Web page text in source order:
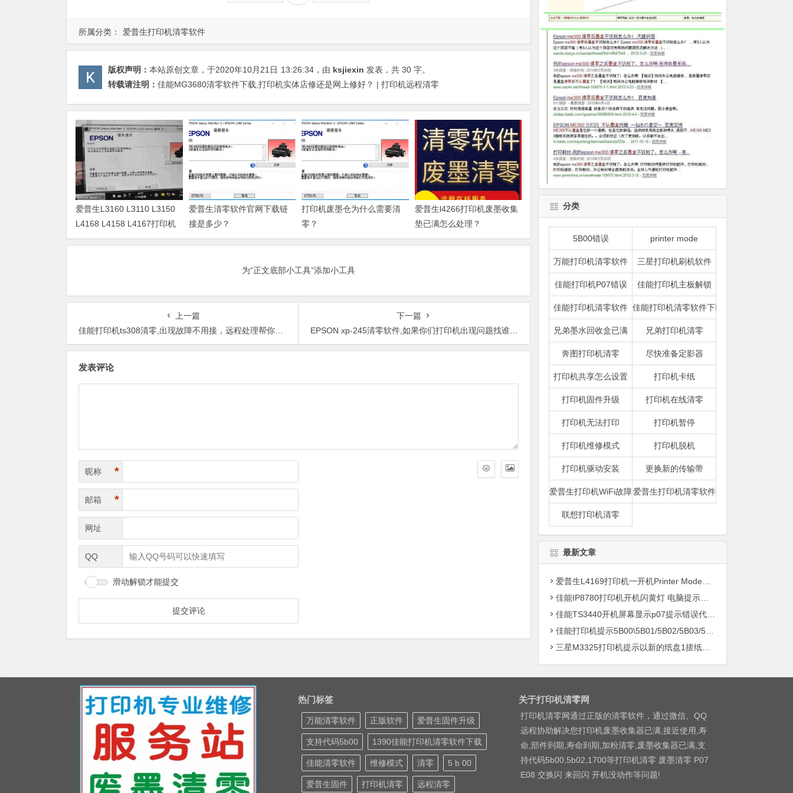
所属分类： 爱普生打印机清零软件
版权声明： 本站原创文章，于2020年10月21日 13:26:34 ，由 ksjiexin 发表，共 30 字。
转载请注明： 佳能MG3680清零软件下载,打印机实体店修还是网上修好？ | 打印机远程清零
爱普生L3160 L3110 L3150
L4168 L4158 L4167打印机
废墨清零软件
爱普生清零软件官网下载链
接是多少？
打印机废墨仓为什么需要清
零？
爱普生l4266打印机废墨收集
垫已满怎么处理？
为“正文底部小工具”添加小工具
上一篇
佳能打印机ts308清零,出现故障不用接，远程处理帮你忙。
下一篇
EPSON xp-245清零软件,如果你们打印机出现问题找谁修呢？
发表评论
昵称 *
邮箱 *
网址
QQ
滑动解锁才能提交
分类
5B00错误 printer mode
万能打印机清零软件 三星打印机刷机软件
佳能打印机P07错误 佳能打印机主板解锁
佳能打印机清零软件 佳能打印机清零软件下载
兄弟墨水回收盒已满 兄弟打印机清零
奔图打印机清零 尽快准备定影器
打印机共享怎么设置 打印机卡纸
打印机固件升级 打印机在线清零
打印机无法打印 打印机暂停
打印机维修模式 打印机脱机
打印机驱动安装 更换新的传输带
爱普生打印机WiFi故障爱普生打印机清零软件
联想打印机清零
最新文章
爱普生L4169打印机一开机Printer Mode故障主板维修
佳能IP8780打印机开机闪黄灯 电脑提示错误5B00快速解决方案清零
佳能TS3440开机屏幕显示p07提示错误代码5B00快速解决方案 清零
佳能打印机提示5B00\5B01/5B02/5B03/5B04/5B11/5B12/5B13/5B14/1700/1702/1703/1704
三星M3325打印机提示以新的纸盘1搓纸轮进行更换
热门标签
万能清零软件 正版软件 爱普生固件升级
支持代码5b00 1390佳能打印机清零软件下载
佳能清零软件 维修模式 清零 5 b 00
爱普生固件 打印机清零 远程清零
关于打印机清零网
打印机清零网通过正版的清零软件，通过微信、QQ
远程协助解决您打印机废墨收集器已满,接近使用,寿
命,部件到期,寿命到期,加粉清零,废墨收集器已满,支
持代码5b00,5b02,1700等打印机清零 废墨清零 P07
E08 交换闪 来回闪 开机没动作等问题!